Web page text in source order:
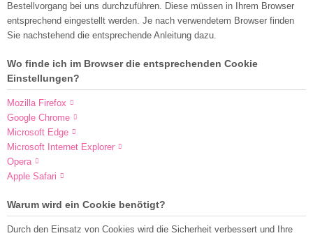
Bestellvorgang bei uns durchzuführen. Diese müssen in Ihrem Browser
entsprechend eingestellt werden. Je nach verwendetem Browser finden
Sie nachstehend die entsprechende Anleitung dazu.
Wo finde ich im Browser die entsprechenden Cookie
Einstellungen?
Mozilla Firefox
Google Chrome
Microsoft Edge
Microsoft Internet Explorer
Opera
Apple Safari
Warum wird ein Cookie benötigt?
Durch den Einsatz von Cookies wird die Sicherheit verbessert und Ihre